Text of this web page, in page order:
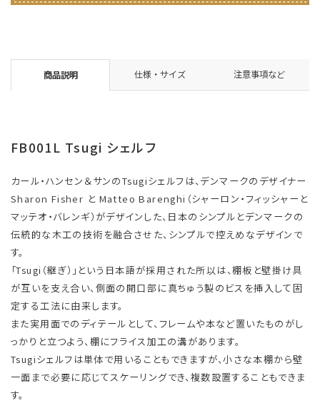
商品説明 仕様・サイズ 注意事項など
FB001L Tsugi シェルフ
カール・ハンセン＆サンのTsugiシェルフは、デンマークのデザイナー
Sharon Fisher と Matteo Barenghi（シャーロン・フィッシャーと
マッテオ・バレンギ）がデザインした、日本のシンプルとデンマークの
伝統的な木工の技術を融合させた、シンプルで控えめなデザインで
す。
「Tsugi（継ぎ）」という日本語が採用された所以は、棚板と壁掛け具
が互いを支え合い、側面の開口部に真ちゅう製のビスを挿入して固
定する工法に由来します。
また実用面でのディテールとして、フレームや本など置いたものがし
っかりと立つよう、棚にフライス加工の溝があります。
Tsugiシェルフは単体で用いることもできますが、小さな本棚から壁
一面まで必要に応じてスケーリングでき、複数設置することもできま
す。